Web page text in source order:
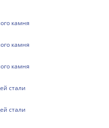
камня
камня
камня
стали
стали